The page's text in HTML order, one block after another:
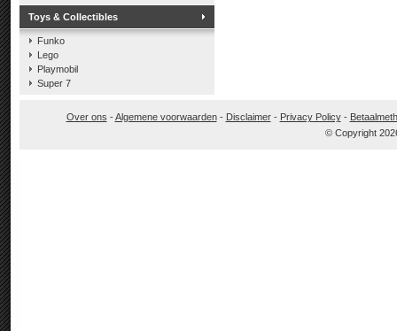
Toys & Collectibles
Funko
Lego
Playmobil
Super 7
Over ons -Algemene voorwaarden- Disclaimer- Privacy Policy-
© Copyright